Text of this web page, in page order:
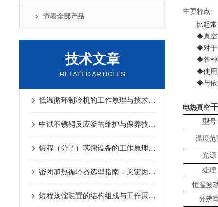
查看全部产品
技术文章
RELATED ARTICLES
低温循环制冷机的工作原理与技术优势
中试不锈钢反应釜的维护与保养技巧
短程（分子）蒸馏设备的工作原理及应用 2024-12-07
密闭加热循环器选型指南：关键因素与考量 2024-11-14
短程蒸馏装置的结构组成与工作原理
主要特点:
比起
◆真空
◆对于
◆各种
◆使用
◆与依
电热真空
型号
温度范
光源
处理
恒温波
分辨